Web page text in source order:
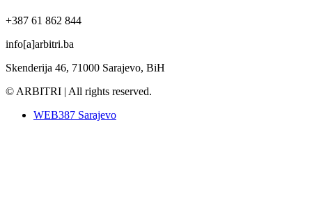
+387 61 862 844
info[a]arbitri.ba
Skenderija 46, 71000 Sarajevo, BiH
© ARBITRI | All rights reserved.
WEB387 Sarajevo